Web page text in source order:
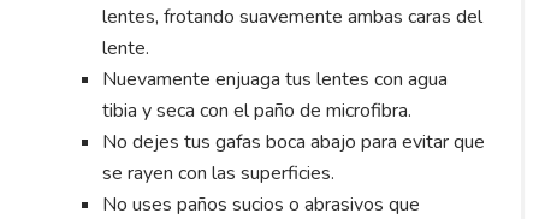
lentes, frotando suavemente ambas caras del
lente.
Nuevamente enjuaga tus lentes con agua
tibia y seca con el paño de microfibra.
No dejes tus gafas boca abajo para evitar que
se rayen con las superficies.
No uses paños sucios o abrasivos que